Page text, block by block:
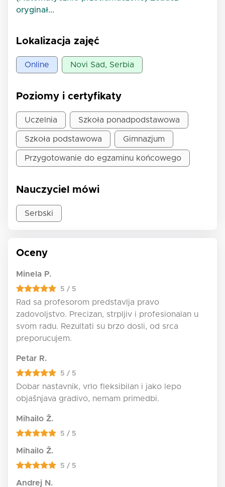
oryginał...
Lokalizacja zajęć
Online Novi Sad, Serbia
Poziomy i certyfikaty
Uczelnia Szkoła ponadpodstawowa
Szkoła podstawowa Gimnazjum
Przygotowanie do egzaminu końcowego
Nauczyciel mówi
Serbski
Oceny
Minela P.
5 / 5
Rad sa profesorom predstavlja pravo
zadovoljstvo. Precizan, strpljiv i profesionalan u
svom radu. Rezultati su brzo dosli, od srca
preporucujem.
Petar R.
5 / 5
Dobar nastavnik, vrlo fleksibilan i jako lepo
objašnjava gradivo, nemam primedbi.
Mihailo Ž.
5 / 5
Mihailo Ž.
5 / 5
Andrej N.